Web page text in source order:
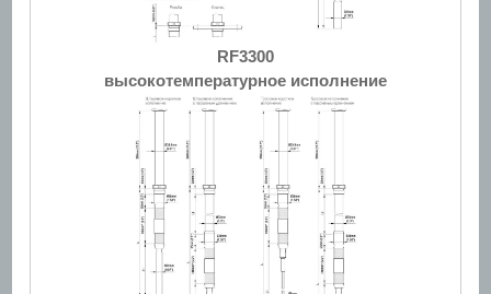
RF3300
высокотемпературное исполнение